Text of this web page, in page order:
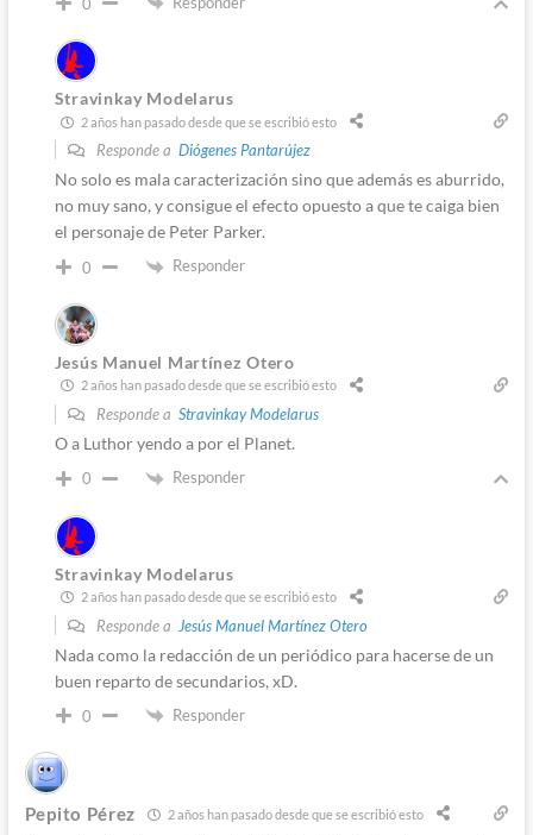
Stravinkay Modelarus
2 años han pasado desde que se escribió esto
Responde a Diógenes Pantarújez
No solo es mala caracterización sino que además es aburrido,
no muy sano, y consigue el efecto opuesto a que te caiga bien
el personaje de Peter Parker.
0 Responder
Jesús Manuel Martínez Otero
2 años han pasado desde que se escribió esto
Responde a Stravinkay Modelarus
O a Luthor yendo a por el Planet.
0 Responder
Stravinkay Modelarus
2 años han pasado desde que se escribió esto
Responde a Jesús Manuel Martínez Otero
Nada como la redacción de un periódico para hacerse de un
buen reparto de secundarios, xD.
0 Responder
Pepito Pérez 2 años han pasado desde que se escribió esto